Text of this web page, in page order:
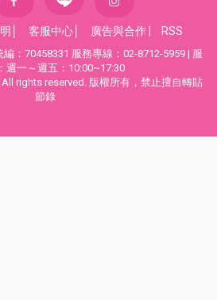
客服中心 廣告與合作 RSS
：70458331 服務專線：02-8712-5959 | 服
週一～週五：10:00~17:30
rights reserved. 版權所有，禁止擅自轉貼
節錄